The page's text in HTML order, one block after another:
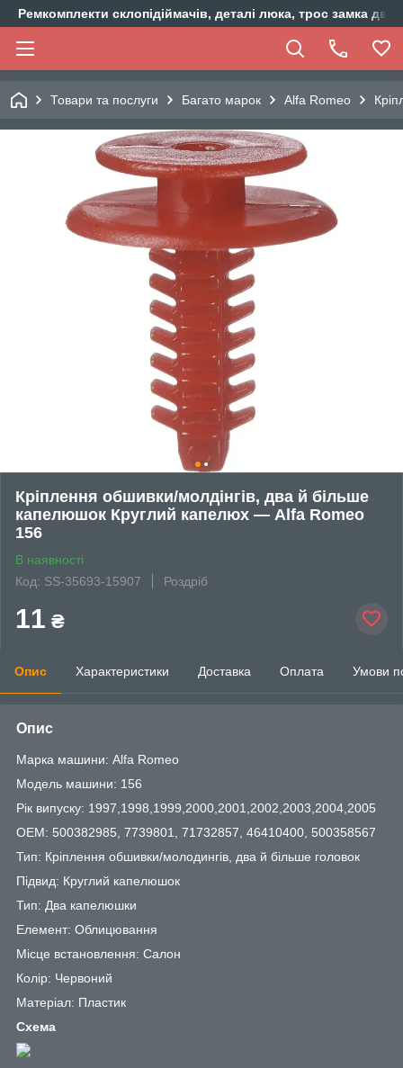
Ремкомплекти склопідіймачів, деталі люка, трос замка
Товари та послуги Багато марок Alfa Romeo
Кріплення обшивки/молдінгів, два й більше
капелюшок Круглий капелюх — Alfa Romeo
156
В наявності
Код: SS-35693-15907
Роздріб
11 ₴
Опис Характеристики Доставка Оплата Умови
Опис
Марка машини: Alfa Romeo
Модель машини: 156
Рік випуску: 1997,1998,1999,2000,2001,2002,2003,2004,2005
OEM: 500382985, 7739801, 71732857, 46410400, 500358567
Тип: Кріплення обшивки/молодингів, два й більше головок
Підвид: Круглий капелюшок
Тип: Два капелюшки
Елемент: Облицювання
Місце встановлення: Салон
Колір: Червоний
Матеріал: Пластик
Схема